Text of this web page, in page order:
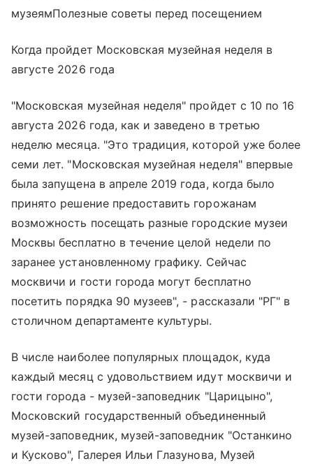
музеямПолезные советы перед посещением
Когда пройдет Московская музейная неделя в
августе 2026 года
"Московская музейная неделя" пройдет с 10 по 16
августа 2026 года, как и заведено в третью
неделю месяца. "Это традиция, которой уже более
семи лет. "Московская музейная неделя" впервые
была запущена в апреле 2019 года, когда было
принято решение предоставить горожанам
возможность посещать разные городские музеи
Москвы бесплатно в течение целой недели по
заранее установленному графику. Сейчас
москвичи и гости города могут бесплатно
посетить порядка 90 музеев", - рассказали "РГ" в
столичном департаменте культуры.
В числе наиболее популярных площадок, куда
каждый месяц с удовольствием идут москвичи и
гости города - музей-заповедник "Царицыно",
Московский государственный объединенный
музей-заповедник, музей-заповедник "Останкино
и Кусково", Галерея Ильи Глазунова, Музей